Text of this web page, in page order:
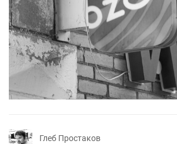
Глеб Простаков